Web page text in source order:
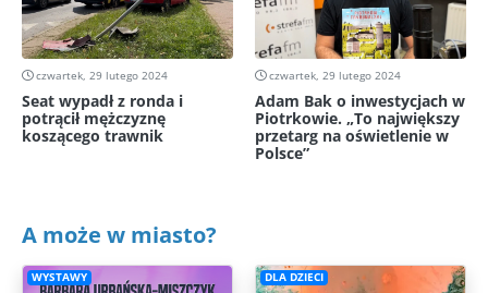
czwartek, 29 lutego 2024
Seat wypadł z ronda i
potrącił mężczyznę
koszącego trawnik
czwartek, 29 lutego 2024
Adam Bak o inwestycjach w
Piotrkowie. „To największy
przetarg na oświetlenie w
Polsce”
A może w miasto?
WYSTAWY DLA DZIECI